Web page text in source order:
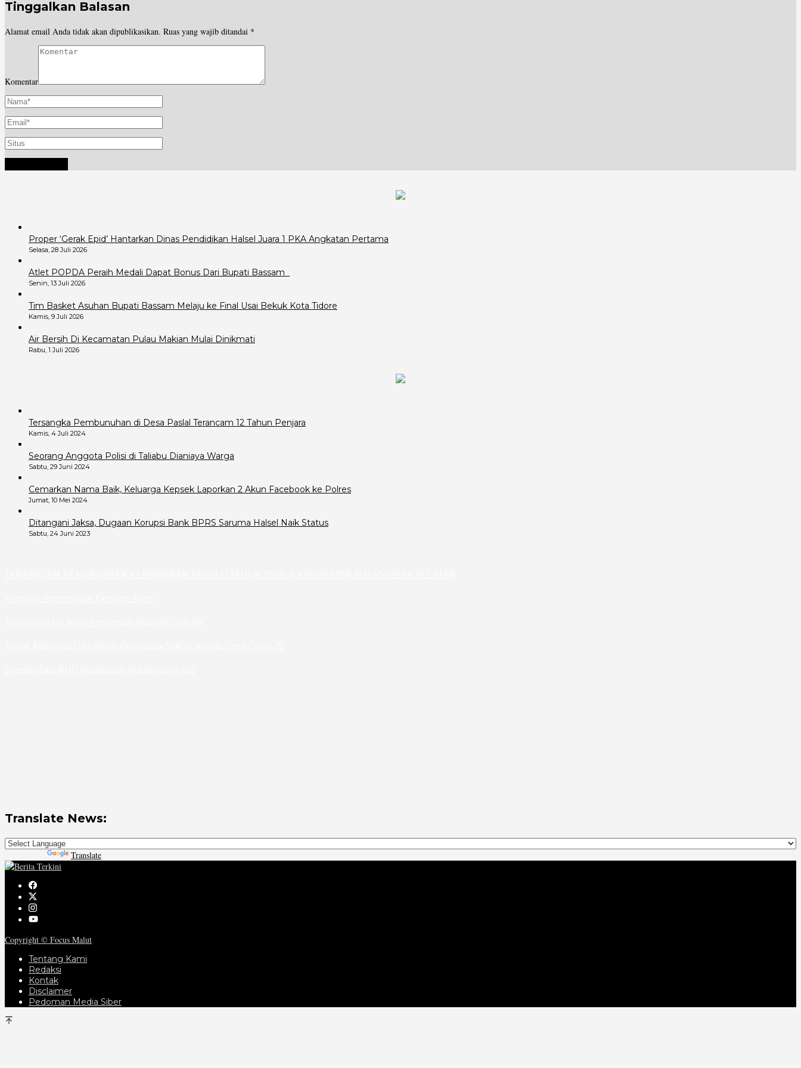
Tinggalkan Balasan
Alamat email Anda tidak akan dipublikasikan. Ruas yang wajib ditandai *
Komentar
Proper ‘Gerak Epid’ Hantarkan Dinas Pendidikan Halsel Juara 1 PKA Angkatan Pertama
Selasa, 28 Juli 2026
Atlet POPDA Peraih Medali Dapat Bonus Dari Bupati Bassam
Senin, 13 Juli 2026
Tim Basket Asuhan Bupati Bassam Melaju ke Final Usai Bekuk Kota Tidore
Kamis, 9 Juli 2026
Air Bersih Di Kecamatan Pulau Makian Mulai Dinikmati
Rabu, 1 Juli 2026
Tersangka Pembunuhan di Desa Paslal Terancam 12 Tahun Penjara
Kamis, 4 Juli 2024
Seorang Anggota Polisi di Taliabu Dianiaya Warga
Sabtu, 29 Juni 2024
Cemarkan Nama Baik, Keluarga Kepsek Laporkan 2 Akun Facebook ke Polres
Jumat, 10 Mei 2024
Ditangani Jaksa, Dugaan Korupsi Bank BPRS Saruma Halsel Naik Status
Sabtu, 24 Juni 2023
Translate News:
Translate
Copyright © Focus Malut
Tentang Kami
Redaksi
Kontak
Disclaimer
Pedoman Media Siber